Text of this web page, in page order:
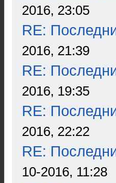
2016, 23:05
RE:
2016, 21:39
RE:
2016, 19:35
RE:
2016, 22:22
RE:
10-2016, 11:28